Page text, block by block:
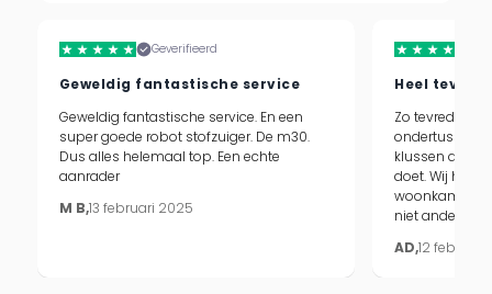
Geverifieerd
Geweldig fantastische service
Geweldig fantastische service. En een
super goede robot stofzuiger. De m30.
Dus alles helemaal top. Een echte
aanrader
M B,13 februari 2025
Heel
Zo tevreden
ondertussen
klussen doen
doet. Wij
woonkamer
niet anders
AD,12 februari